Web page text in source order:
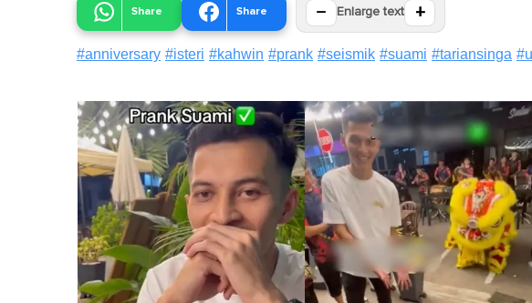
Share Share − Enlarge text +
#anniversary #isteri #kahwin #prank #seismik #suami #tariansinga #